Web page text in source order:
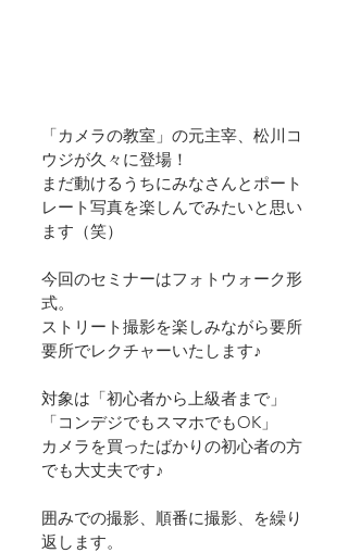
「カメラの教室」の元主宰、松川コ
ウジが久々に登場！
まだ動けるうちにみなさんとポート
レート写真を楽しんでみたいと思い
ます（笑）
今回のセミナーはフォトウォーク形
式。
ストリート撮影を楽しみながら要所
要所でレクチャーいたします♪
対象は「初心者から上級者まで」
「コンデジでもスマホでもOK」
カメラを買ったばかりの初心者の方
でも大丈夫です♪
囲みでの撮影、順番に撮影、を繰り
返します。